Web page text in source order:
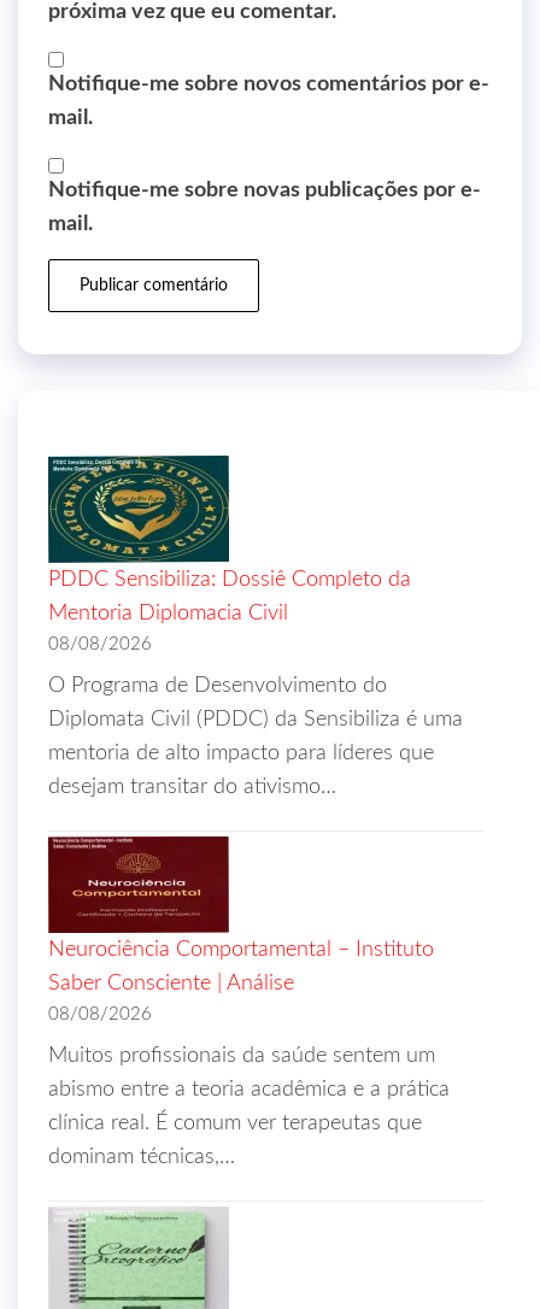
próxima vez que eu comentar.
Notifique-me sobre novos comentários por e-
mail.
Notifique-me sobre novas publicações por e-
mail.
PDDC Sensibiliza: Dossiê Completo da
Mentoria Diplomacia Civil
08/08/2026
O Programa de Desenvolvimento do
Diplomata Civil (PDDC) da Sensibiliza é uma
mentoria de alto impacto para líderes que
desejam transitar do ativismo…
Neurociência Comportamental – Instituto
Saber Consciente | Análise
08/08/2026
Muitos profissionais da saúde sentem um
abismo entre a teoria acadêmica e a prática
clínica real. É comum ver terapeutas que
dominam técnicas,…